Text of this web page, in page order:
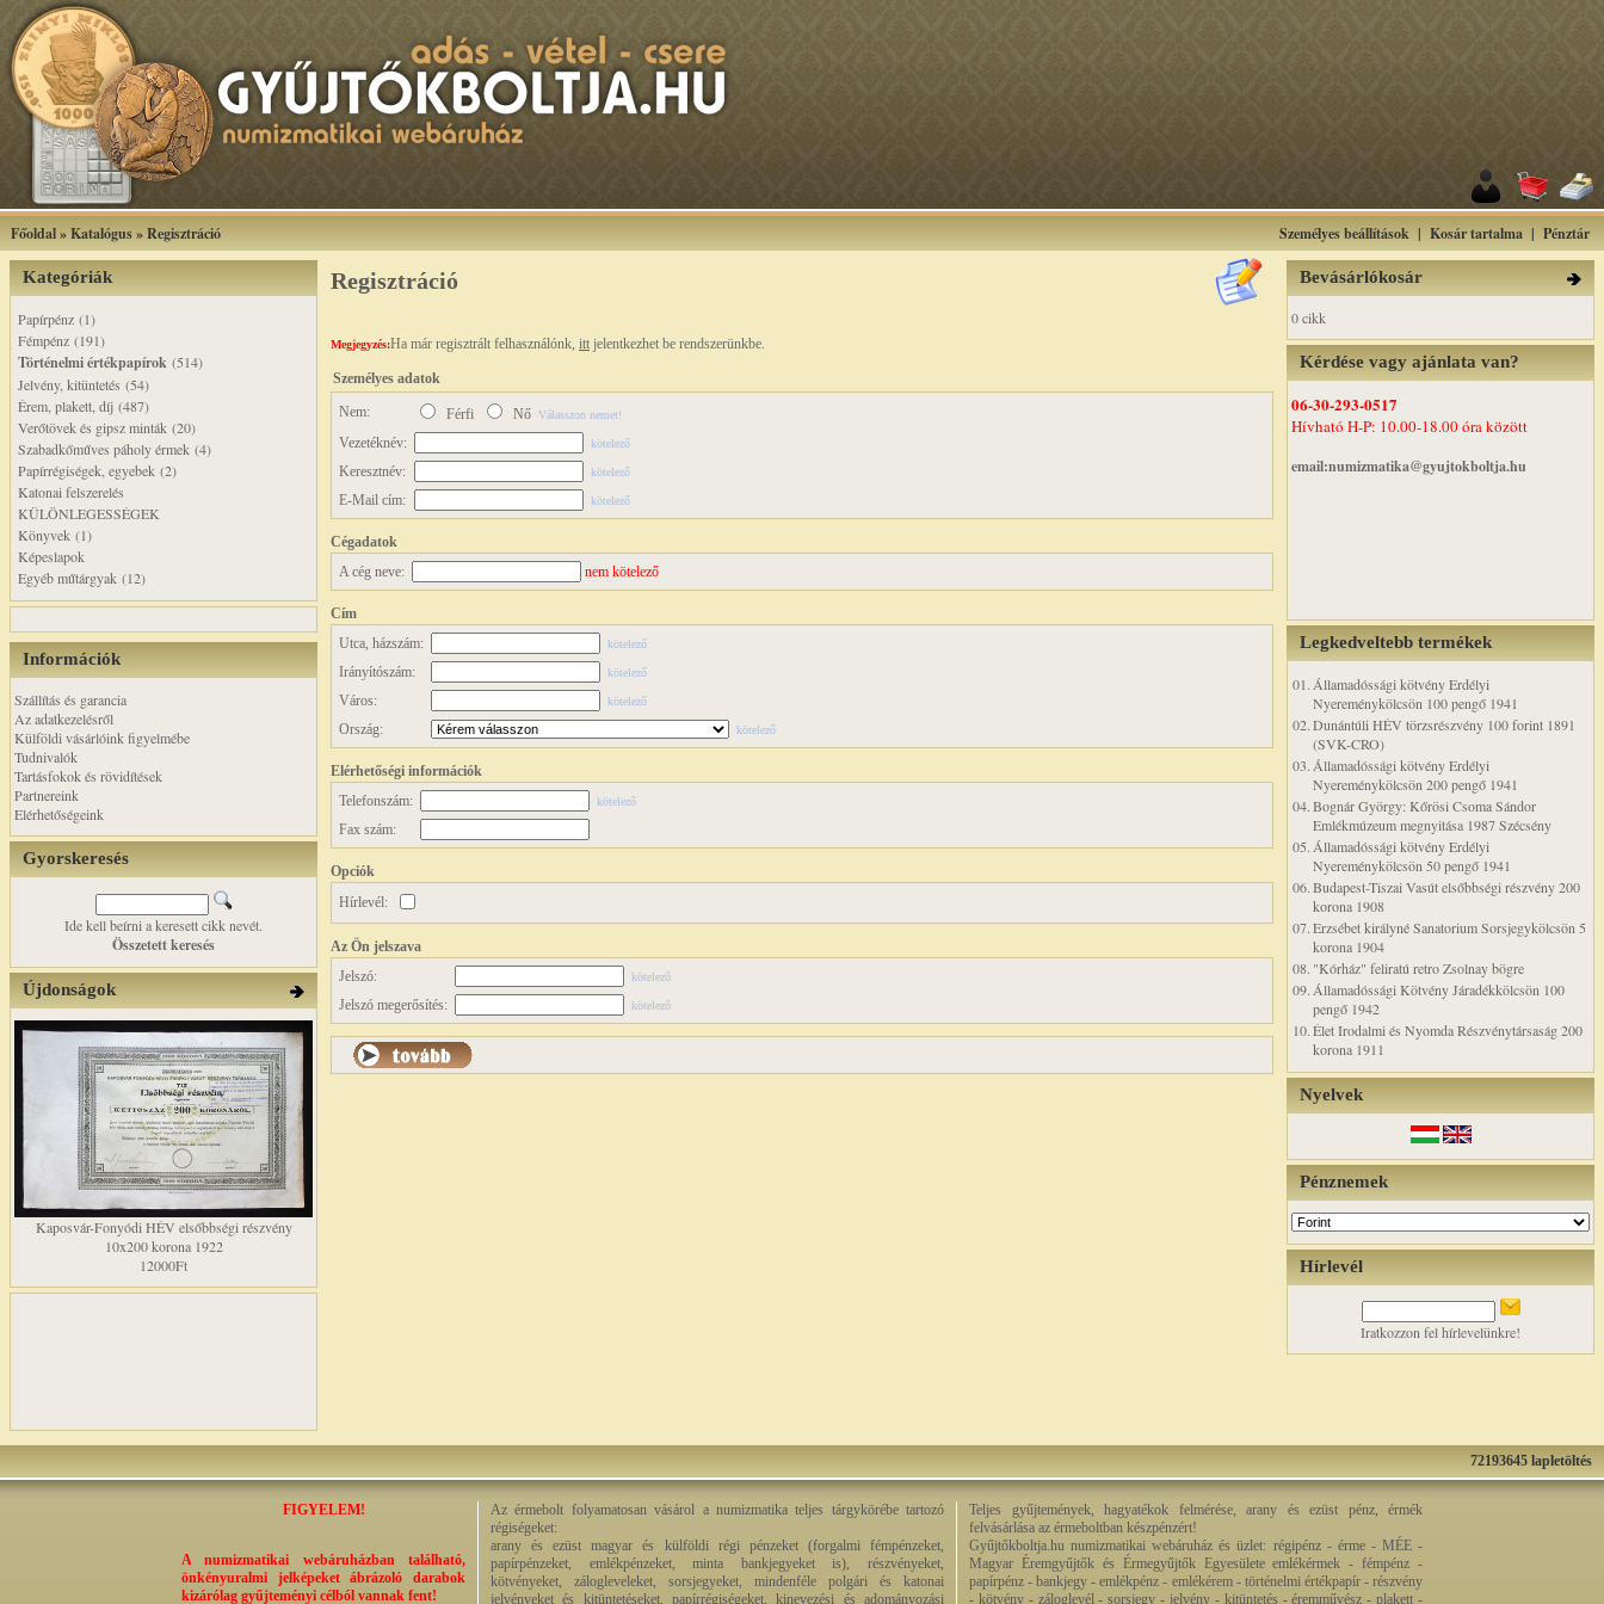
Főoldal»Katalógus»Regisztráció Személyes beállítások | Kosár tartalma | Pénztár
Kategóriák
Papírpénz (1)
Fémpénz (191)
Történelmi értékpapírok (514)
Jelvény, kitüntetés (54)
Érem, plakett, díj (487)
Verőtövek és gipsz minták (20)
Szabadkőműves páholy érmek (4)
Papírrégiségek, egyebek (2)
Katonai felszerelés
KÜLÖNLEGESSÉGEK
Könyvek (1)
Képeslapok
Egyéb műtárgyak (12)
Információk
Szállítás és garancia
Az adatkezelésről
Külföldi vásárlóink figyelmébe
Tudnivalók
Tartásfokok és rövidítések
Partnereink
Elérhetőségeink
Gyorskeresés
Ide kell beírni a keresett cikk nevét.
Összetett keresés
Újdonságok
Kaposvár-Fonyódi HÉV elsőbbségi részvény
10x200 korona 1922
12000Ft
Regisztráció
Megjegyzés:Ha már regisztrált felhasználónk, itt jelentkezhet be rendszerünkbe.
Személyes adatok
Nem:
Férfi Nő Válasszon nemet!
Vezetéknév: kötelező
Keresztnév: kötelező
E-Mail cím: kötelező
Cégadatok
A cég neve:
nem kötelező
Cím
Utca, házszám:
kötelező
Irányítószám: kötelező
Város: kötelező
Ország: kötelező
Elérhetőségi információk
Telefonszám:
kötelező
Fax szám:
Opciók
Hírlevél:
Az Ön jelszava
Jelszó:
kötelező
Jelszó megerősítés: kötelező
Bevásárlókosár
0 cikk
Kérdése vagy ajánlata van?
06-30-293-0517
Hívható H-P: 10.00-18.00 óra között
email:numizmatika@gyujtokboltja.hu
Legkedveltebb termékek
01. Államadóssági kötvény Erdélyi
Nyereménykölcsön 100 pengő 1941
02.Dunántúli HÉV törzsrészvény 100 forint 1891
(SVK-CRO)
03. Államadóssági kötvény Erdélyi
Nyereménykölcsön 200 pengő 1941
04.Bognár György: Kőrösi Csoma Sándor
Emlékmúzeum megnyitása 1987 Szécsény
05. Államadóssági kötvény Erdélyi
Nyereménykölcsön 50 pengő 1941
06.Budapest-Tiszai Vasút elsőbbségi részvény 200
korona 1908
07.Erzsébet királyné Sanatorium Sorsjegykölcsön 5
korona 1904
08. "Kórház" feliratú retro Zsolnay bögre
09. Államadóssági Kötvény Járadékkölcsön 100
pengő 1942
10.Élet Irodalmi és Nyomda Részvénytársaság 200
korona 1911
Nyelvek
Pénznemek
Hírlevél
Iratkozzon fel hírlevelünkre!
72193645 lapletöltés
FIGYELEM!
A numizmatikai webáruházban található,
önkényuralmi jelképeket ábrázoló darabok
kizárólag gyűjteményi célból vannak fent!
Az érmebolt folyamatosan vásárol a numizmatika teljes tárgykörébe tartozó
régiségeket:
arany és ezüst magyar és külföldi régi pénzeket (forgalmi fémpénzeket,
papírpénzeket, emlékpénzeket, minta bankjegyeket is), részvényeket,
kötvényeket, zálogleveleket, sorsjegyeket, mindenféle polgári és katonai
jelvényeket és kitüntetéseket, papírrégiségeket, kinevezési és adományozási
Teljes gyűjtemények, hagyatékok felmérése, arany és ezüst pénz, érmék
felvásárlása az érmeboltban készpénzért!
Gyűjtőkboltja.hu numizmatikai webáruház és üzlet: régipénz - érme - MÉE -
Magyar Éremgyűjtők és Érmegyűjtők Egyesülete emlékérmek - fémpénz -
papírpénz - bankjegy - emlékpénz - emlékérem - történelmi értékpapír - részvény
- kötvény - záloglevél - sorsjegy - jelvény - kitüntetés - éremművész - plakett -